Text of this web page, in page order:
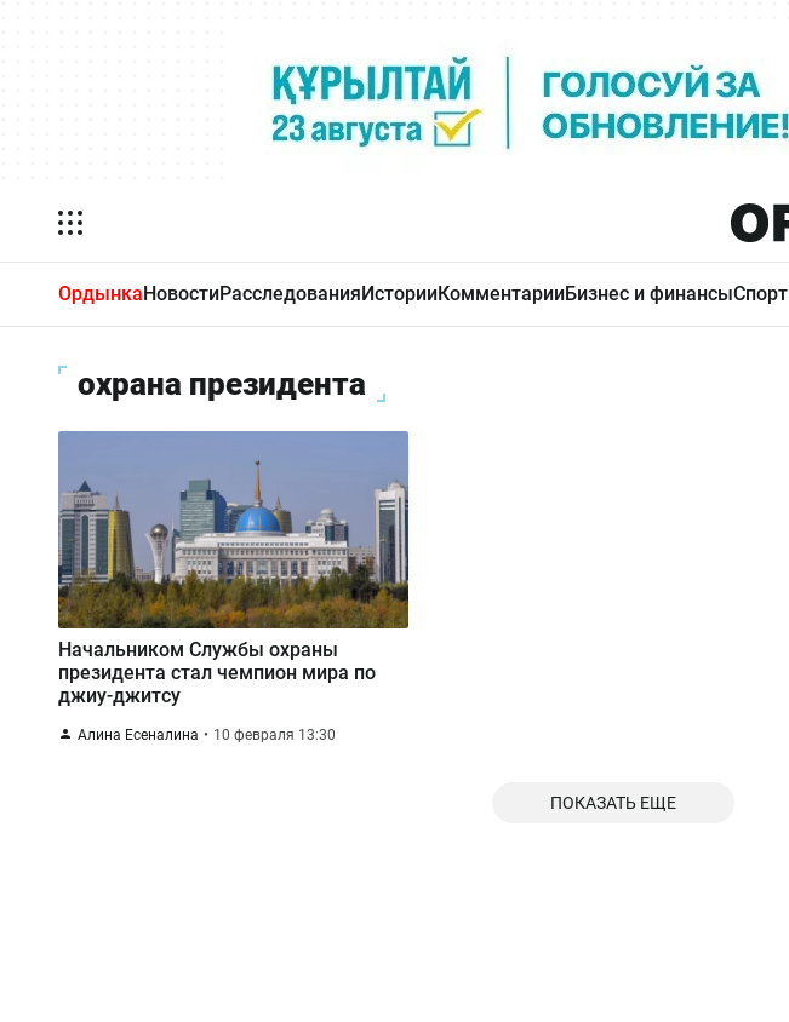
ОрдынкаНовостиРасследованияИсторииКомментарииБизнес и финансыСпорт
охрана президента
Начальником Службы охраны
президента стал чемпион мира по
джиу-джитсу
Алина Есеналина 10 февраля 13:30
ПОКАЗАТЬ ЕЩЕ